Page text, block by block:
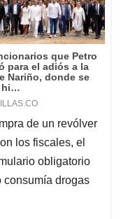
de un revólver
los fiscales, el
obligatorio
consumía drogas